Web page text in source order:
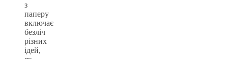
з
паперу
включає
безліч
різних
ідей,